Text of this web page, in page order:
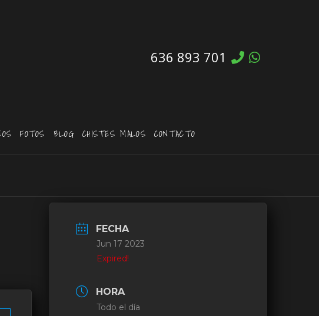
636 893 701
FOTOS BLOG CHISTES MALOS CONTACTO
FECHA
Jun 17 2023
Expired!
HORA
Todo el día